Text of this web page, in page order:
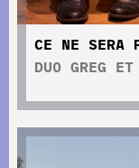
CE NE SERA
DUO GREG ET